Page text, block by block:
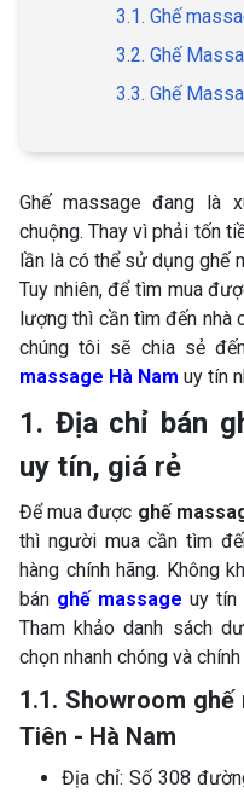
3.1. Ghế
3.2. Ghế
3.3. Ghế
Ghế massage đang là
chuộng. Thay vì phải tốn
lần là có thể sử dụng ghế
Tuy nhiên, để tìm mua
lượng thì cần tìm đến nhà
chúng tôi sẽ chia sẻ
massage Hà Nam uy tín
1. Địa chỉ bán
uy tín, giá rẻ
Để mua được ghế
thì người mua cần tìm
hàng chính hãng. Không
bán ghế massage uy tín
Tham khảo danh sách
chọn nhanh chóng và chính
1.1. Showroom ghế
Tiên - Hà Nam
Địa chỉ: Số 308